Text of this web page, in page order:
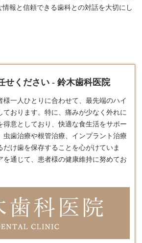
報と信頼できる歯科との対話を大切にし
せください - 鈴木歯科医院
様一人ひとりに合わせて、最先端のハイ
ております。​特に、痛みが少なく外れに
得意としており、快適な食生活をサポー
虫歯治療や根管治療、インプラント治療
だけ歯を保存することを心がけていま
を通じて、患者様の健康維持に努めてお